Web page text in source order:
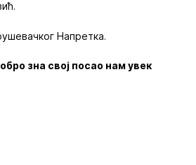
Напретка.
зна свој посао нам увек